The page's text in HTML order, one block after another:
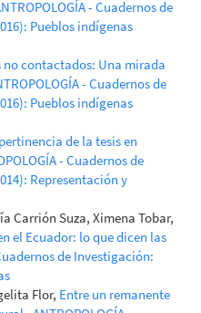
- Cuadernos de
Pueblos indígenas
no contactados: Una mirada
- Cuadernos de
Pueblos indígenas
de la tesis en
- Cuadernos de
Representación y
Carrión Suza, Ximena Tobar,
el Ecuador: lo que dicen las
de Investigación:
Flor, Entre un remanente